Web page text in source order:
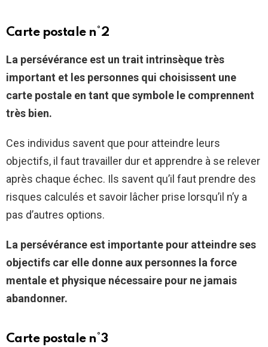
Carte postale n°2
La persévérance est un trait intrinsèque très
important et les personnes qui choisissent une
carte postale en tant que symbole le comprennent
très bien.
Ces individus savent que pour atteindre leurs
objectifs, il faut travailler dur et apprendre à se relever
après chaque échec. Ils savent qu’il faut prendre des
risques calculés et savoir lâcher prise lorsqu’il n’y a
pas d’autres options.
La persévérance est importante pour atteindre ses
objectifs car elle donne aux personnes la force
mentale et physique nécessaire pour ne jamais
abandonner.
Carte postale n°3